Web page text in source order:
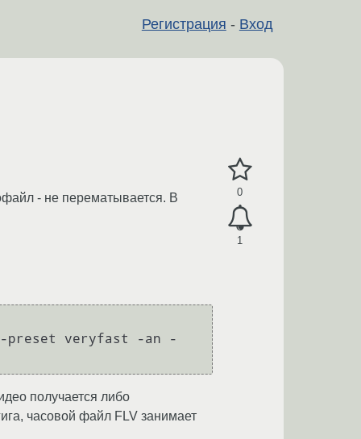
Регистрация - Вход
0
1
- не перематывается. В
veryfast -an -
получается либо
часовой файл FLV занимает